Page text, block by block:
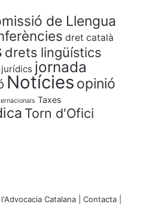
de Llengua
dret català
drets lingüístics
jornada
Notícies opinió
Taxes
Torn d'Ofici
Catalana | Contacta